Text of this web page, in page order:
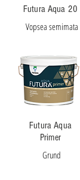
Futura Aqua 20
Vopsea semimata
Futura Aqua
Primer
Grund